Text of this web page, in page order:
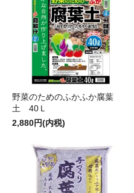
野菜のためのふかふか腐葉
土 40Ｌ
2,880円(内税)